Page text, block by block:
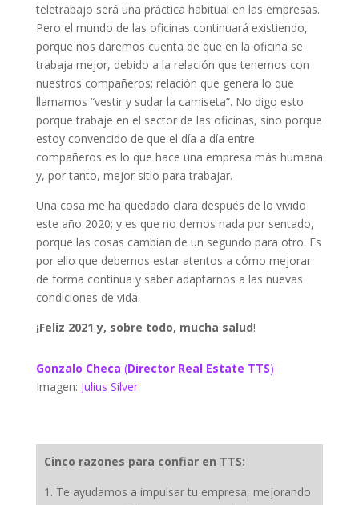
teletrabajo será una práctica habitual en las empresas.
Pero el mundo de las oficinas continuará existiendo,
porque nos daremos cuenta de que en la oficina se
trabaja mejor, debido a la relación que tenemos con
nuestros compañeros; relación que genera lo que
llamamos “vestir y sudar la camiseta”. No digo esto
porque trabaje en el sector de las oficinas, sino porque
estoy convencido de que el día a día entre
compañeros es lo que hace una empresa más humana
y, por tanto, mejor sitio para trabajar.
Una cosa me ha quedado clara después de lo vivido
este año 2020; y es que no demos nada por sentado,
porque las cosas cambian de un segundo para otro. Es
por ello que debemos estar atentos a cómo mejorar
de forma continua y saber adaptarnos a las nuevas
condiciones de vida.
¡Feliz 2021 y, sobre todo, mucha salud!
Gonzalo Checa (Director Real Estate TTS)
Imagen: Julius Silver
Cinco razones para confiar en TTS:
Te ayudamos a impulsar tu empresa, mejorando